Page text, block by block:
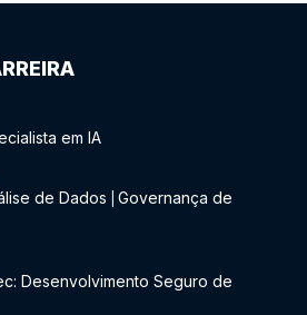
em IA
de Dados
Governança de
Desenvolvimento Seguro de